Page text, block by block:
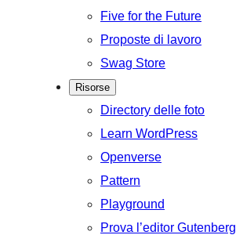
Five for the Future
Proposte di lavoro
Swag Store
Risorse
Directory delle foto
Learn WordPress
Openverse
Pattern
Playground
Prova l’editor Gutenberg